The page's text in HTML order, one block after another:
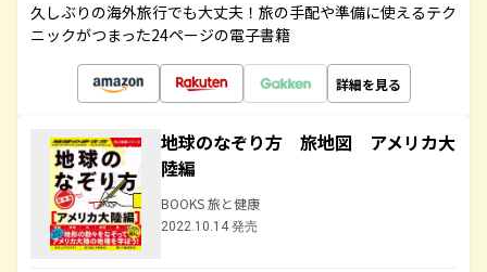
久しぶりの海外旅行でも大丈夫！旅の手配や準備に使えるテク
ニックがつまった24ページの電子書籍
詳細を見る
地球のなぞり方 旅地図 アメリカ大
陸編
BOOKS 旅と健康
2022.10.14 発売